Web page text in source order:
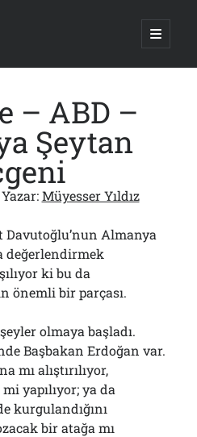
ana
Gömlek Biçilecek Öyle mi?!..
Gibi Sözler!..
Heyetine Böyle İsyan Etti:“Bizi
– ABD –
Şeytan
Müyesser Yıldız
Davutoğlu’nun Almanya
değerlendirmek
ki bu da
önemli bir parçası.
olmaya başladı.
Başbakan Erdoğan var.
mı alıştırılıyor,
yapılıyor; ya da
kurgulandığını
bir atağa mı